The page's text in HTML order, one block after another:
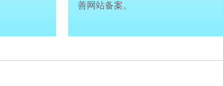
企业网站。
善网站备案。